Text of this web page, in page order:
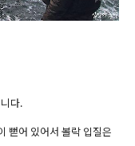
다.
뻗어 있어서 볼락 입질은